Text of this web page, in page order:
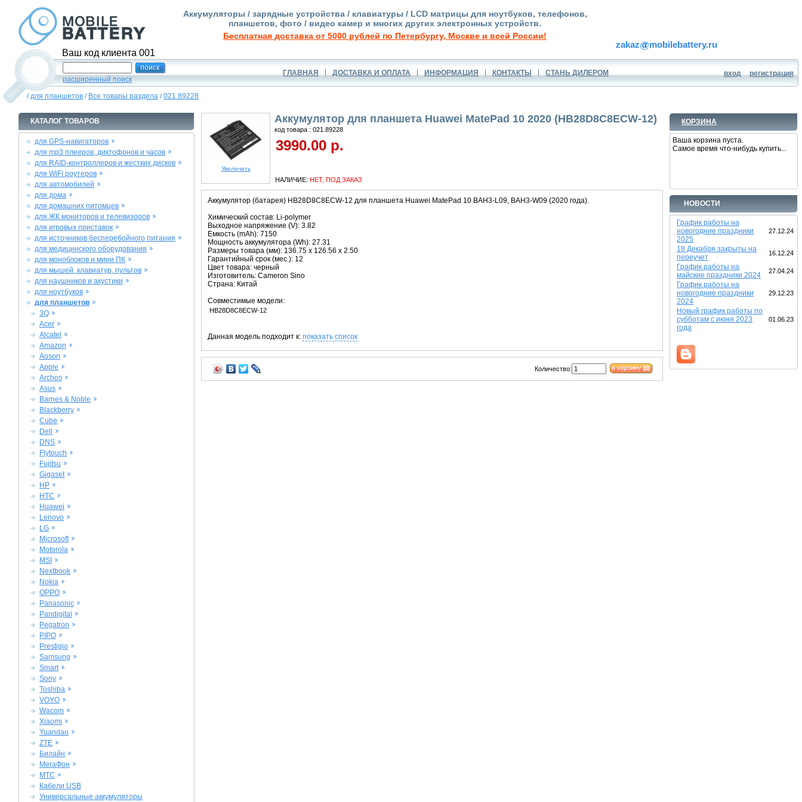
Ваш код клиента 001
Аккумуляторы / зарядные устройства / клавиатуры / LCD матрицы для ноутбуков, телефонов,
планшетов, фото / видео камер и многих других электронных устройств.
Бесплатная доставка от 5000 рублей по Петербургу, Москве и всей России!
zakaz mobilebattery.ru
расширенный поиск
ГЛАВНАЯ ДОСТАВКА И ОПЛАТА ИНФОРМАЦИЯ КОНТАКТЫ СТАНЬ ДИЛЕРОМ вход регистрация
/для планшетов / Все товары раздела /021.89228
КОРЗИНА
Ваша корзина пуста.
Самое время что-нибудь купить...
НОВОСТИ
График работы на
новогодние праздники
2025
27.12.24
18 Декабря закрыты на
переучет
16.12.24
График работы на
майские праздники 2024
27.04.24
График работы на
новогодние праздники
2024
29.12.23
Новый график работы по
субботам с июня 2023
года
01.06.23
КАТАЛОГ ТОВАРОВ
для GPS-навигаторов
для mp3 плееров, диктофонов и часов
для RAID-контроллеров и жестких дисков
для WiFi роутеров
для автомобилей
для дома
для домашних питомцев
для ЖК мониторов и телевизоров
для игровых приставок
для источников бесперебойного питания
для медицинского оборудования
для моноблоков и мини ПК
для мышей, клавиатур, пультов
для наушников и акустики
для ноутбуков
для планшетов
3Q
Acer
Alcatel
Amazon
Aoson
Apple
Archos
Asus
Barnes & Noble
Blackberry
Cube
Dell
DNS
Flytouch
Fujitsu
Gigaset
HP
HTC
Huawei
Lenovo
LG
Microsoft
Motorola
MSI
Nextbook
Nokia
OPPO
Panasonic
Pandigital
Pegatron
PIPO
Prestigio
Samsung
Smart
Sony
Toshiba
VOYO
Wacom
Xiaomi
Yuandao
ZTE
Билайн
МегаФон
МТС
Кабели USB
Универсальные аккумуляторы
Увеличить
Аккумулятор для планшета Huawei MatePad 10 2020 (HB28D8C8ECW-12)
код товара : 021.89228
3990.00 р.
НАЛИЧИЕ: НЕТ, ПОД ЗАКАЗ
Аккумулятор (батарея) HB28D8C8ECW-12 для планшета Huawei MatePad 10 BAH3-L09, BAH3-W09 (2020 года).
Химический состав: Li-polymer
Выходное напряжение (V): 3.82
Емкость (mAh): 7150
Мощность аккумулятора (Wh): 27.31
Размеры товара (мм): 136.75 x 126.56 x 2.50
Гарантийный срок (мес.): 12
Цвет товара: черный
Изготовитель: Cameron Sino
Страна: Китай
Совместимые модели:
HB28D8C8ECW-12
Данная модель подходит к: показать список
Количество: